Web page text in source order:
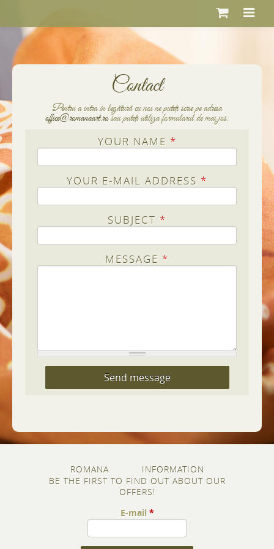
Contact
Pentru a intra în legătură cu noi ne puteţi scrie pe adresa
office@romanaart.rosau puteţi utiliza formularul de mai jos:
YOUR NAME *
YOUR E-MAIL ADDRESS *
SUBJECT *
MESSAGE *
CAPTCHA
human visitor and
to prevent
submissions.
2+3
ROMANA
INFORMATION
BE THE FIRST TO FIND OUT ABOUT OUR
OFFERS!
E-mail *